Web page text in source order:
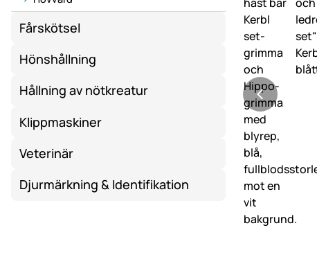
Fårskötsel
Hönshållning
Hållning av nötkreatur
Klippmaskiner
Veterinär
Djurmärkning & Identifikation